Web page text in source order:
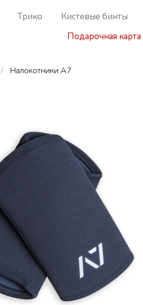
Трико Кистевые бинты
Подарочная карта
/ Налокотники A7